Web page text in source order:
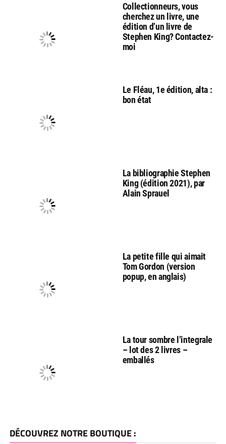
Collectionneurs, vous
cherchez un livre, une
édition d’un livre de
Stephen King? Contactez-
moi
Le Fléau, 1e édition, alta :
bon état
La bibliographie Stephen
King (édition 2021), par
Alain Sprauel
La petite fille qui aimait
Tom Gordon (version
popup, en anglais)
La tour sombre l’integrale
– lot des 2 livres –
emballés
DÉCOUVREZ NOTRE BOUTIQUE :